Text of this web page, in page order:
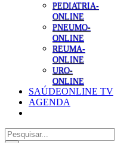
PEDIATRIA-
ONLINE
PNEUMO-
ONLINE
REUMA-
ONLINE
URO-
ONLINE
SAÚDEONLINE TV
AGENDA
Pesquisar